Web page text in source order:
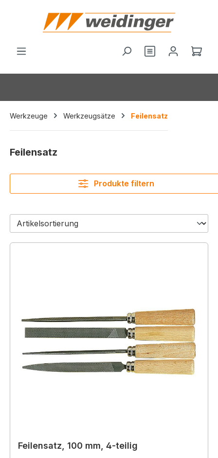
springen
Werkzeuge Werkzeugsätze Feilensatz
Feilensatz
Produkte filtern
Feilensatz, 100 mm, 4-teilig